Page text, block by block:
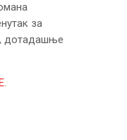
за
дотадашње
.